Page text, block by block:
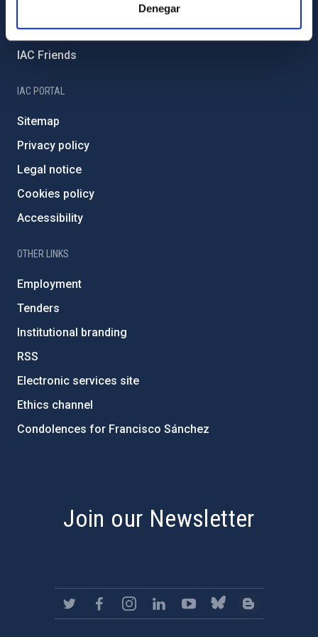
Denegar
Severo Ochoa Programme
IAC Friends
IAC PORTAL
Sitemap
Privacy policy
Legal notice
Cookies policy
Accessibility
OTHER LINKS
Employment
Tenders
Institutional branding
RSS
Electronic services site
Ethics channel
Condolences for Francisco Sánchez
Join our Newsletter